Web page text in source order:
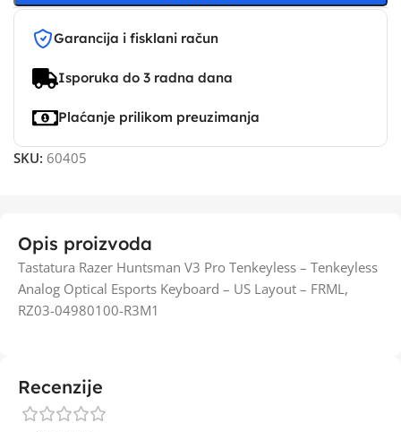
Garancija i fisklani račun
Isporuka do 3 radna dana
Plaćanje prilikom preuzimanja
SKU: 60405
Opis proizvoda
Tastatura Razer Huntsman V3 Pro Tenkeyless – Tenkeyless
Analog Optical Esports Keyboard – US Layout – FRML,
RZ03-04980100-R3M1
Recenzije